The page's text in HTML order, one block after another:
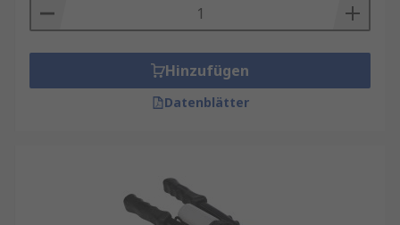
Hinzufügen
Datenblätter